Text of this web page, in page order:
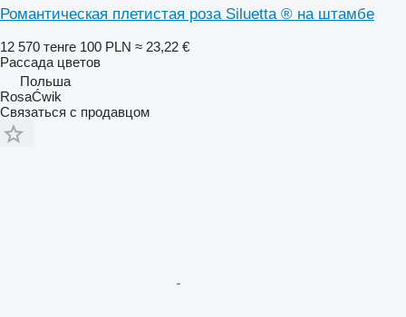
Романтическая плетистая роза Siluetta ® на штамбе
12 570 тенге 100 PLN ≈ 23,22 €
Рассада цветов
Польша
RosaĆwik
Связаться с продавцом